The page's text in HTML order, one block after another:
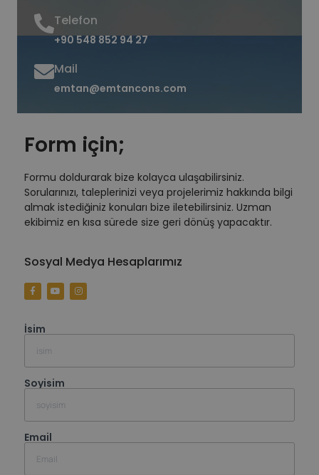
Telefon
+90 548 852 94 27
Mail
emtan@emtancons.com
Form için;
Formu doldurarak bize kolayca ulaşabilirsiniz.
Sorularınızı, taleplerinizi veya projelerimiz hakkında bilgi
almak istediğiniz konuları bize iletebilirsiniz. Uzman
ekibimiz en kısa sürede size geri dönüş yapacaktır.
Sosyal Medya Hesaplarımız
İsim
Soyisim
Email